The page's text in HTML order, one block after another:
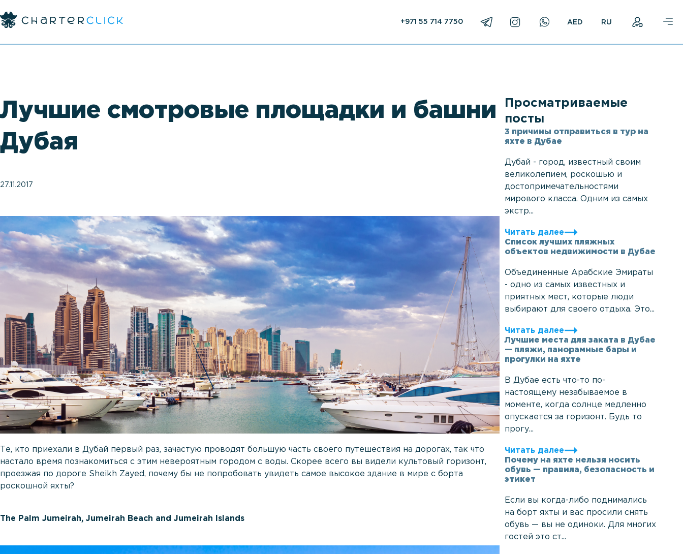
+971 55 714 7750 RU
Лучшие смотровые площадки и башни
Дубая
27.11.2017
Те, кто приехали в Дубай первый раз, зачастую проводят большую часть своего путешествия на дорогах, так что
настало время познакомиться с этим невероятным городом с воды. Скорее всего вы видели культовый горизонт,
проезжая по дороге Sheikh Zayed, почему бы не попробовать увидеть самое высокое здание в мире с борта
роскошной яхты?
The Palm Jumeirah, Jumeirah Beach and Jumeirah Islands
Просматриваемые
посты
3 причины отправиться в тур на
яхте в Дубае
Дубай - город, известный своим
великолепием, роскошью и
достопримечательностями
мирового класса. Одним из самых
экстр...
Читать далее
Список лучших пляжных
объектов недвижимости в Дубае
Объединенные Арабские Эмираты
- одно из самых известных и
приятных мест, которые люди
выбирают для своего отдыха. Это...
Читать далее
Лучшие места для заката в Дубае
— пляжи, панорамные бары и
прогулки на яхте
В Дубае есть что-то по-
настоящему незабываемое в
моменте, когда солнце медленно
опускается за горизонт. Будь то
прогу...
Читать далее
Почему на яхте нельзя носить
обувь — правила, безопасность и
этикет
Если вы когда-либо поднимались
на борт яхты и вас просили снять
обувь — вы не одиноки. Для многих
гостей это ст...